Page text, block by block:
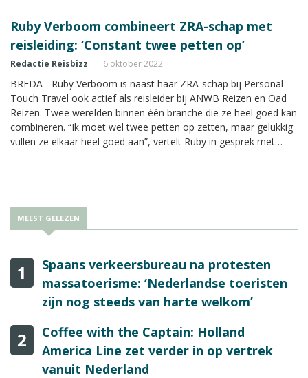
Ruby Verboom combineert ZRA-schap met
reisleiding: ‘Constant twee petten op’
Redactie Reisbizz 6 oktober 2022
BREDA - Ruby Verboom is naast haar ZRA-schap bij Personal
Touch Travel ook actief als reisleider bij ANWB Reizen en Oad
Reizen. Twee werelden binnen één branche die ze heel goed kan
combineren. “Ik moet wel twee petten op zetten, maar gelukkig
vullen ze elkaar heel goed aan”, vertelt Ruby in gesprek met
MEEST GELEZEN
1
Spaans verkeersbureau na protesten
massatoerisme: ‘Nederlandse toeristen
zijn nog steeds van harte welkom’
2
Coffee with the Captain: Holland
America Line zet verder in op vertrek
vanuit Nederland